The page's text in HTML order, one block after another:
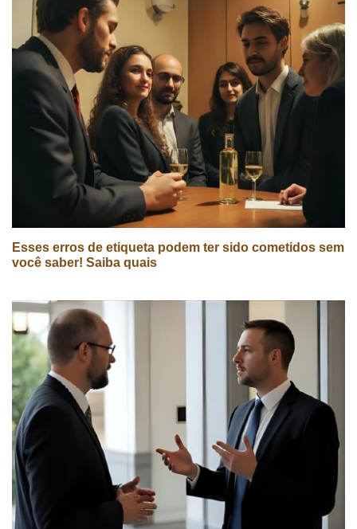
Esses erros de etiqueta podem ter sido cometidos sem
você saber! Saiba quais